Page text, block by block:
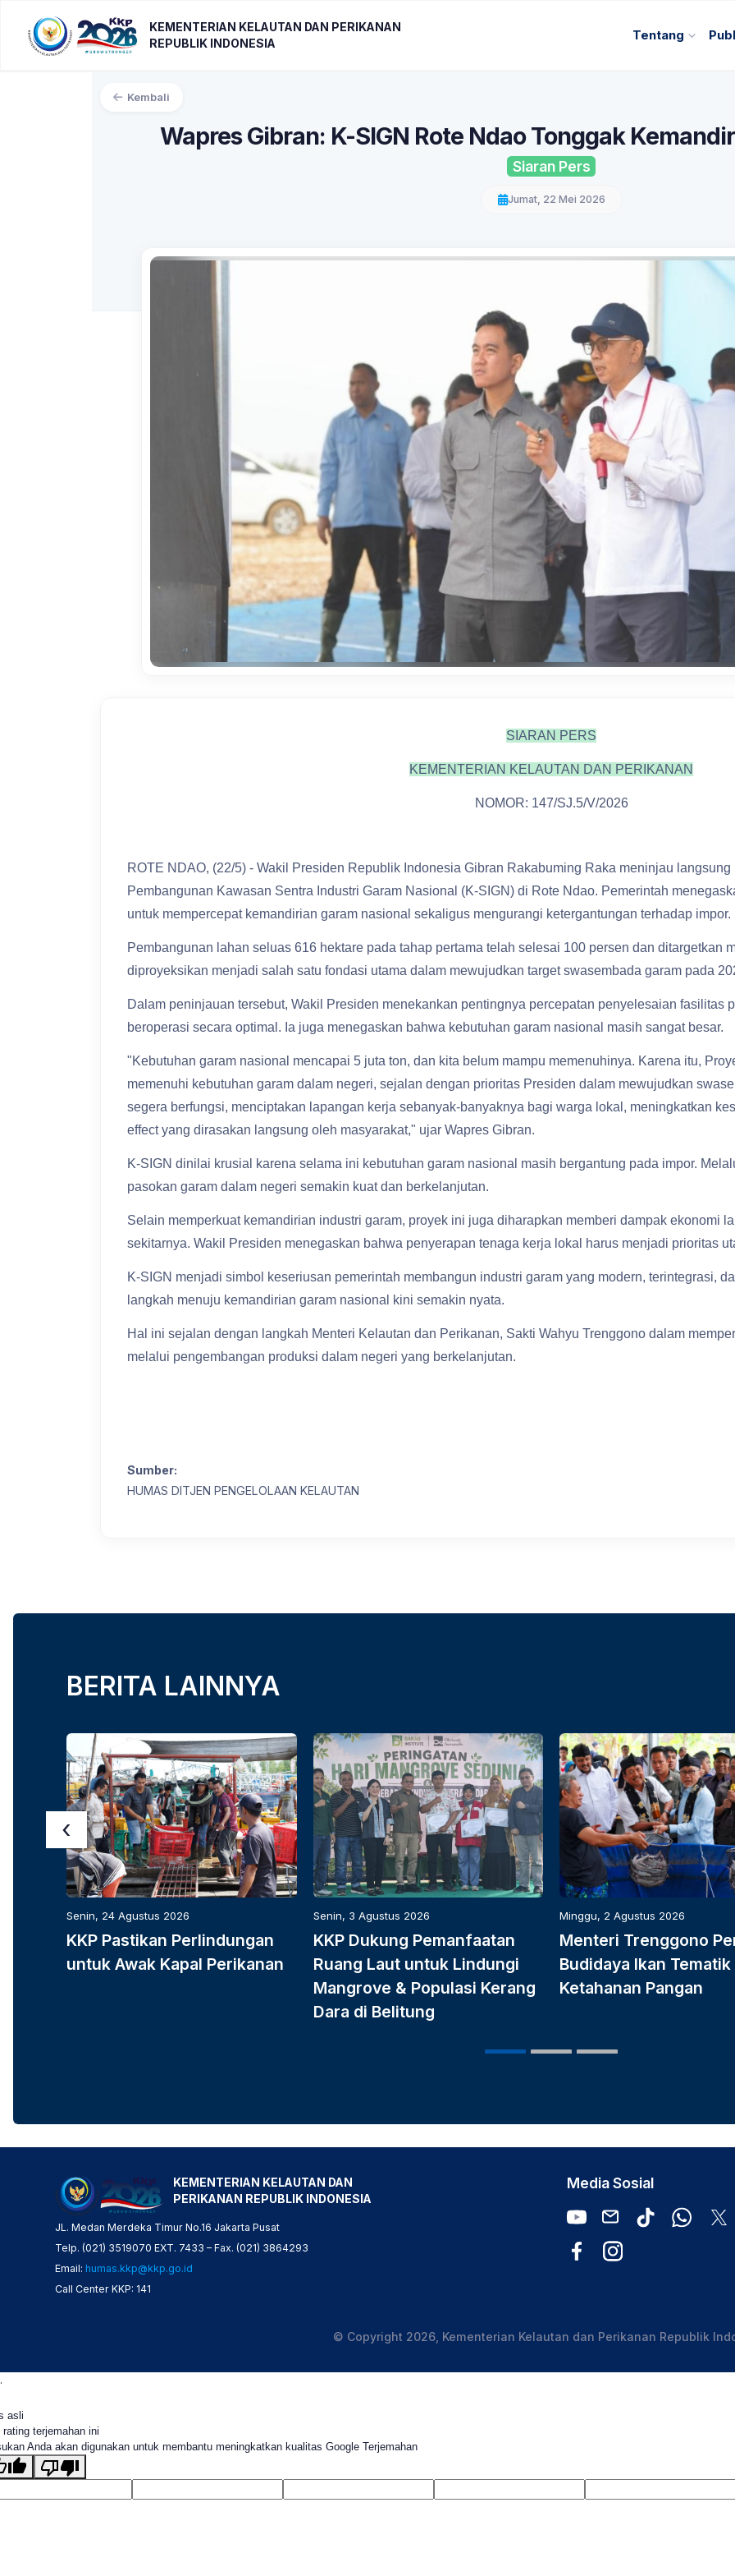
KEMENTERIAN KELAUTAN DAN PERIKANAN
REPUBLIK INDONESIA
Tentang
Kembali
Wapres Gibran: K-SIGN Rote Ndao Tonggak
Siaran Pers
Jumat, 22 Mei 2026
SIARAN PERS
KEMENTERIAN KELAUTAN DAN PERIKANAN
NOMOR: 147/SJ.5/V/2026
ROTE NDAO, (22/5) - Wakil Presiden Republik Indonesia Gibran Rakabuming Raka meninjau
Pembangunan Kawasan Sentra Industri Garam Nasional (K-SIGN) di Rote Ndao. Pemerintah
untuk mempercepat kemandirian garam nasional sekaligus mengurangi ketergantungan terhadap impor.
Pembangunan lahan seluas 616 hektare pada tahap pertama telah selesai 100 persen dan ditargetkan
diproyeksikan menjadi salah satu fondasi utama dalam mewujudkan target swasembada garam pada
Dalam peninjauan tersebut, Wakil Presiden menekankan pentingnya percepatan penyelesaian fasilitas
beroperasi secara optimal. Ia juga menegaskan bahwa kebutuhan garam nasional masih sangat besar.
"Kebutuhan garam nasional mencapai 5 juta ton, dan kita belum mampu memenuhinya. Karena itu,
memenuhi kebutuhan garam dalam negeri, sejalan dengan prioritas Presiden dalam mewujudkan
segera berfungsi, menciptakan lapangan kerja sebanyak-banyaknya bagi warga lokal, meningkatkan
effect yang dirasakan langsung oleh masyarakat," ujar Wapres Gibran.
K-SIGN dinilai krusial karena selama ini kebutuhan garam nasional masih bergantung pada impor.
pasokan garam dalam negeri semakin kuat dan berkelanjutan.
Selain memperkuat kemandirian industri garam, proyek ini juga diharapkan memberi dampak ekonomi
sekitarnya. Wakil Presiden menegaskan bahwa penyerapan tenaga kerja lokal harus menjadi prioritas
K-SIGN menjadi simbol keseriusan pemerintah membangun industri garam yang modern, terintegrasi,
langkah menuju kemandirian garam nasional kini semakin nyata.
Hal ini sejalan dengan langkah Menteri Kelautan dan Perikanan, Sakti Wahyu Trenggono dalam
melalui pengembangan produksi dalam negeri yang berkelanjutan.
Sumber:
HUMAS DITJEN PENGELOLAAN KELAUTAN
BERITA LAINNYA
Senin, 24 Agustus 2026
KKP Pastikan Perlindungan
untuk Awak Kapal Perikanan
Senin, 3 Agustus 2026
KKP Dukung Pemanfaatan
Ruang Laut untuk Lindungi
Mangrove & Populasi Kerang
Dara di Belitung
Minggu, 2 Agustus 2026
Menteri Trenggono
Budidaya Ikan
Ketahanan Pangan
‹
KEMENTERIAN KELAUTAN DAN
PERIKANAN REPUBLIK INDONESIA
JL. Medan Merdeka Timur No.16 Jakarta Pusat
Telp. (021) 3519070 EXT. 7433 – Fax. (021) 3864293
Email: humas.kkp@kkp.go.id
Call Center KKP: 141
Media Sosial
© Copyright 2026, Kementerian Kelautan dan Perikanan Republik
.
asli
rating terjemahan ini
Anda akan digunakan untuk membantu meningkatkan kualitas Google Terjemahan